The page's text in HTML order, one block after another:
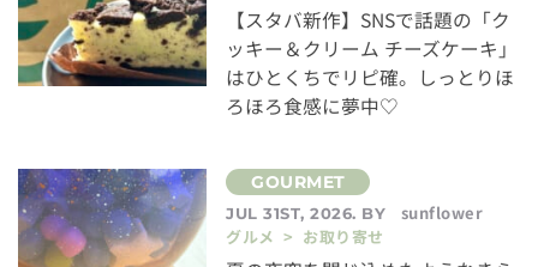
【スタバ新作】SNSで話題の「ク
ッキー＆クリーム チーズケーキ」
はひとくちでリピ確。しっとりほ
ろほろ食感に夢中♡
JUL 31ST, 2026. BY
sunflower
グルメ > お取り寄せ